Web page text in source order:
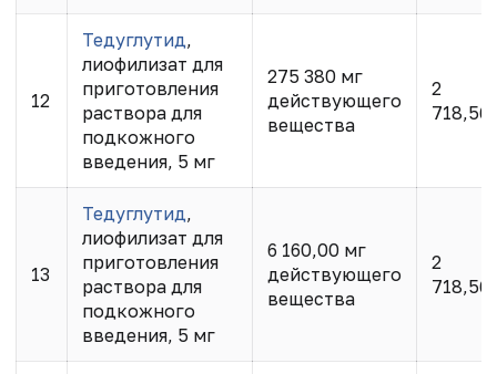
12
Тедуглутид,
лиофилизат для
приготовления
раствора для
подкожного
введения, 5 мг
275 380 мг
действующего
вещества
2
718,56
13
Тедуглутид,
лиофилизат для
приготовления
раствора для
подкожного
введения, 5 мг
6 160,00 мг
действующего
вещества
2
718,56